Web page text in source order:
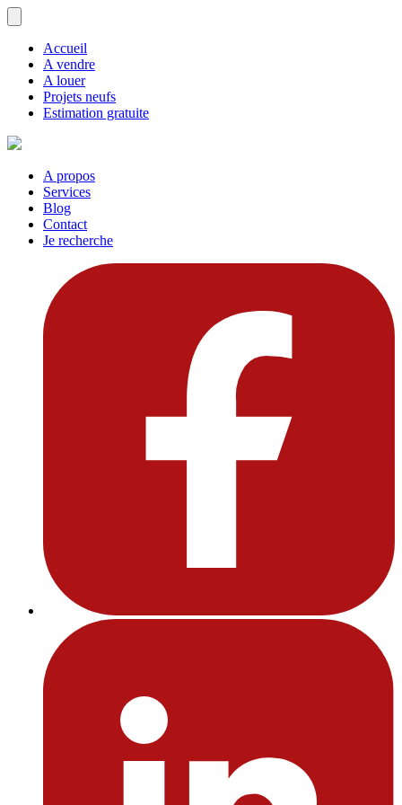
Accueil
A vendre
A louer
Projets neufs
Estimation gratuite
A propos
Services
Blog
Contact
Je recherche